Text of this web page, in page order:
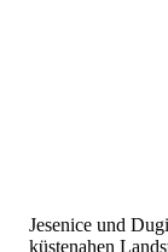
Jesenice und
küstenahen